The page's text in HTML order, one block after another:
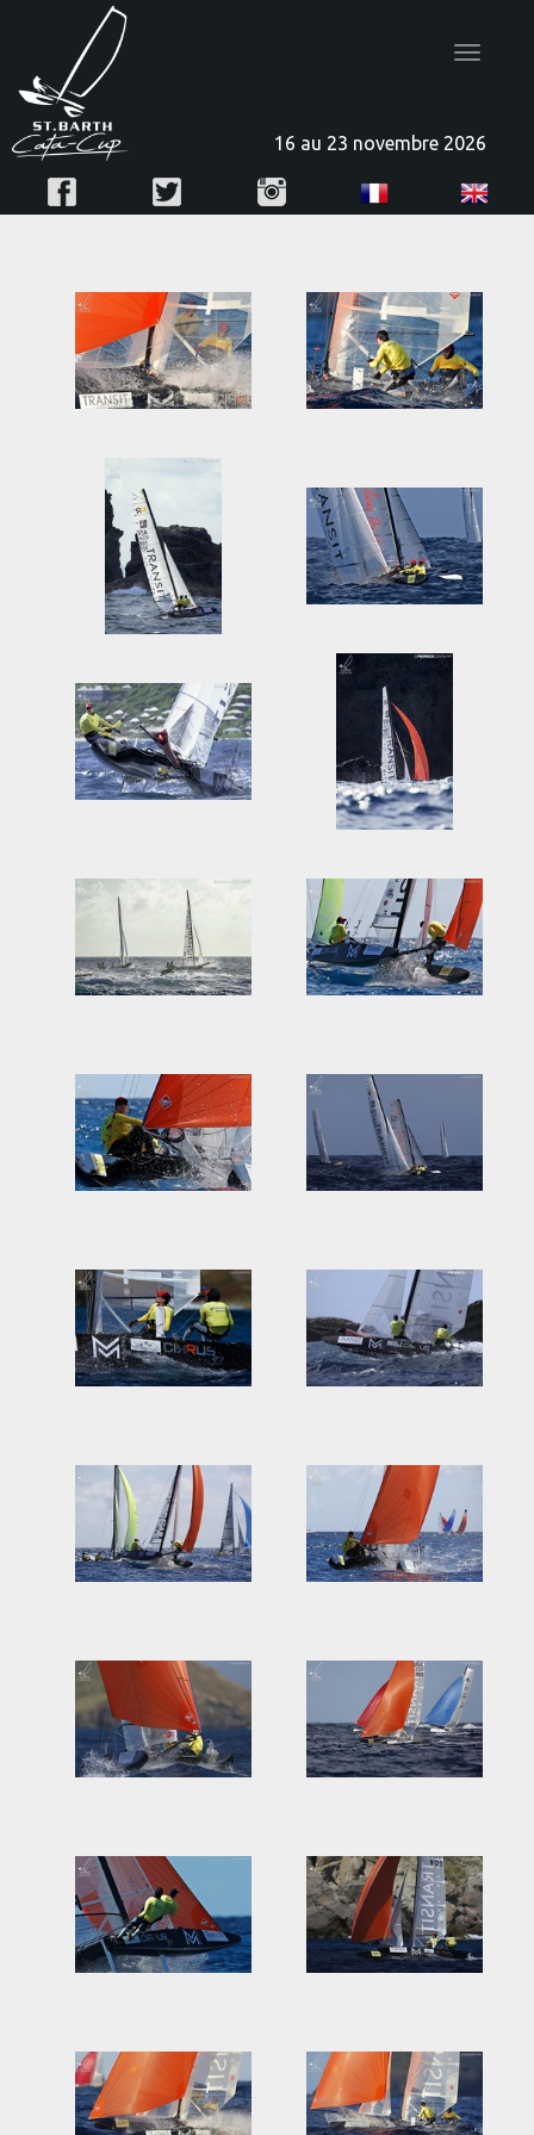
Toggle
16 au 23 novembre 2026